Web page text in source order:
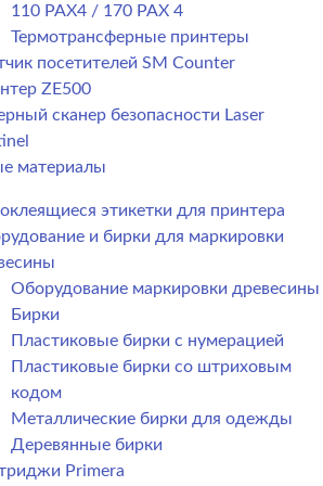
110 PAX4 / 170 PAX 4
Термотрансферные принтеры
посетителей SM Counter
ZE500
сканер безопасности Laser
материалы
этикетки для принтера
и бирки для маркировки
Оборудование маркировки древесины
Бирки
Пластиковые бирки с нумерацией
Пластиковые бирки со штриховым
кодом
Металлические бирки для одежды
Деревянные бирки
Primera